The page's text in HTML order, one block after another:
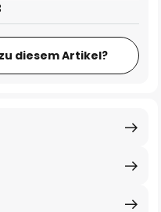
diesem Artikel?